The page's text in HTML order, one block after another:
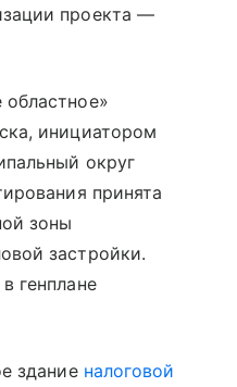
проекта —
инициатором
округ
принята
зоны
застройки.
генплане
здание налоговой